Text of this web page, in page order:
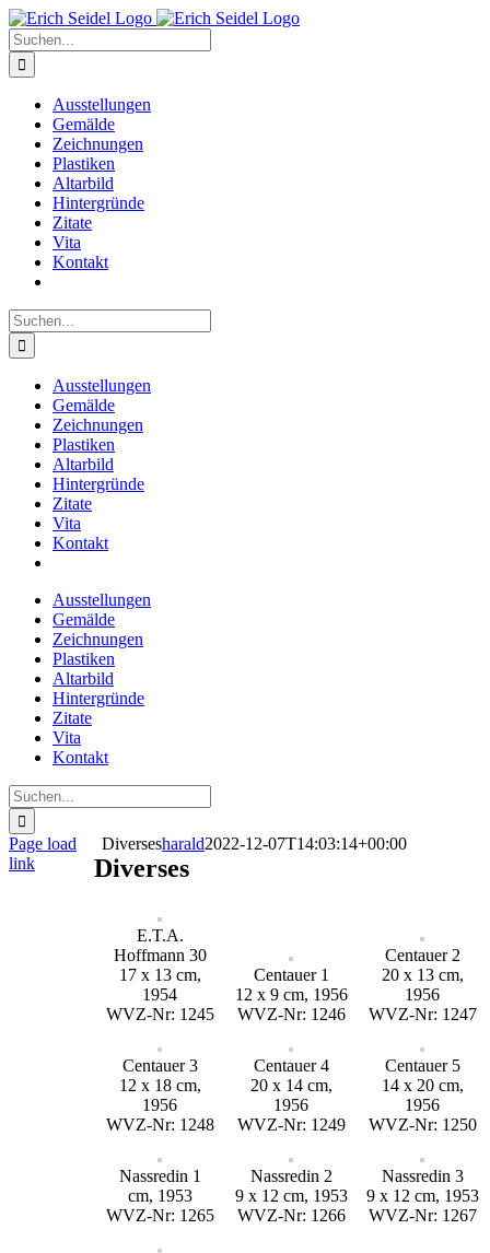
Zum
Inhalt
springen
Suche
nach:
Ausstellungen
Gemälde
Zeichnungen
Plastiken
Altarbild
Hintergründe
Zitate
Vita
Kontakt
Suche
nach:
Ausstellungen
Gemälde
Zeichnungen
Plastiken
Altarbild
Hintergründe
Zitate
Vita
Kontakt
Ausstellungen
Gemälde
Zeichnungen
Plastiken
Altarbild
Hintergründe
Zitate
Vita
Kontakt
Suche
nach:
Diversesharald2022-12-07T14:03:14+00:00
Diverses
E.T.A.
Hoffmann 30
17 x 13 cm,
1954
WVZ-Nr: 1245
Centauer 1
12 x 9 cm, 1956
WVZ-Nr: 1246
Centauer 2
20 x 13 cm,
1956
WVZ-Nr: 1247
Centauer 3
12 x 18 cm,
1956
WVZ-Nr: 1248
Centauer 4
20 x 14 cm,
1956
WVZ-Nr: 1249
Centauer 5
14 x 20 cm,
1956
WVZ-Nr: 1250
Nassredin 1
cm, 1953
WVZ-Nr: 1265
Nassredin 2
9 x 12 cm, 1953
WVZ-Nr: 1266
Nassredin 3
9 x 12 cm, 1953
WVZ-Nr: 1267
Page load
link